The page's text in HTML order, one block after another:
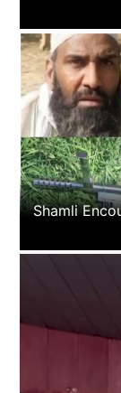
Shamli